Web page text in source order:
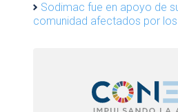
Sodimac fue en apoyo de
comunidad afectados por